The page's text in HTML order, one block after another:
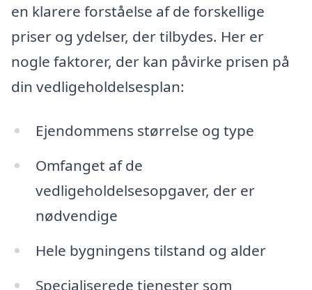
en klarere forståelse af de forskellige
priser og ydelser, der tilbydes. Her er
nogle faktorer, der kan påvirke prisen på
din vedligeholdelsesplan:
Ejendommens størrelse og type
Omfanget af de
vedligeholdelsesopgaver, der er
nødvendige
Hele bygningens tilstand og alder
Specialiserede tjenester som